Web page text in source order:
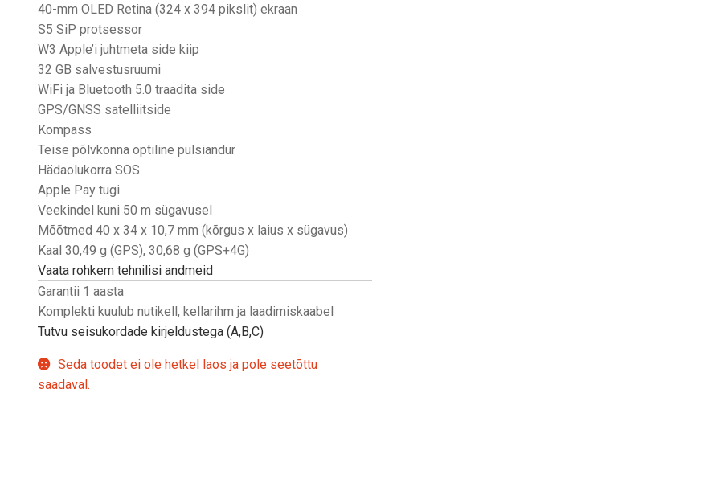
40-mm OLED Retina (324 x 394 pikslit) ekraan
S5 SiP protsessor
W3 Apple’i juhtmeta side kiip
32 GB salvestusruumi
WiFi ja Bluetooth 5.0 traadita side
GPS/GNSS satelliitside
Kompass
Teise põlvkonna optiline pulsiandur
Hädaolukorra SOS
Apple Pay tugi
Veekindel kuni 50 m sügavusel
Mõõtmed 40 x 34 x 10,7 mm (kõrgus x laius x sügavus)
Kaal 30,49 g (GPS), 30,68 g (GPS+4G)
Vaata rohkem tehnilisi andmeid
Garantii 1 aasta
Komplekti kuulub nutikell, kellarihm ja laadimiskaabel
Tutvu seisukordade kirjeldustega (A,B,C)
Seda toodet ei ole hetkel laos ja pole seetõttu
saadaval.